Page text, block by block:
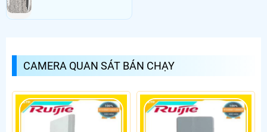
CAMERA QUAN SÁT BÁN CHẠY